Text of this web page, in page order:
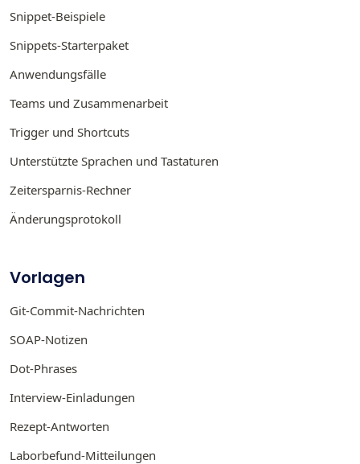
Snippet-Beispiele
Snippets-Starterpaket
Anwendungsfälle
Teams und Zusammenarbeit
Trigger und Shortcuts
Unterstützte Sprachen und Tastaturen
Zeitersparnis-Rechner
Änderungsprotokoll
Vorlagen
Git-Commit-Nachrichten
SOAP-Notizen
Dot-Phrases
Interview-Einladungen
Rezept-Antworten
Laborbefund-Mitteilungen